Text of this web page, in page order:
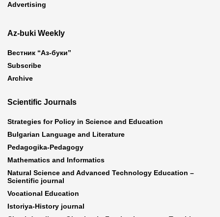
Advertising
Az-buki Weekly
Вестник “Аз-буки”
Subscribe
Archive
Scientific Journals
Strategies for Policy in Science and Education
Bulgarian Language and Literature
Pedagogika-Pedagogy
Mathematics and Informatics
Natural Science and Advanced Technology Education –
Scientific journal
Vocational Education
Istoriya-History journal